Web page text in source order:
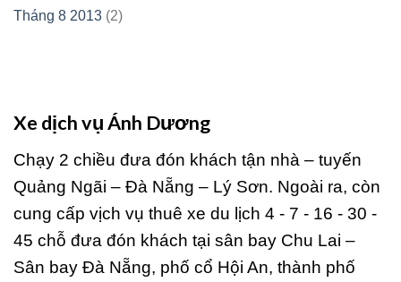
Tháng 8 2013 (2)
Xe dịch vụ Ánh Dương
Chạy 2 chiều đưa đón khách tận nhà – tuyến
Quảng Ngãi – Đà Nẵng – Lý Sơn. Ngoài ra, còn
cung cấp vịch vụ thuê xe du lịch 4 - 7 - 16 - 30 -
45 chỗ đưa đón khách tại sân bay Chu Lai –
Sân bay Đà Nẵng, phố cổ Hội An, thành phố